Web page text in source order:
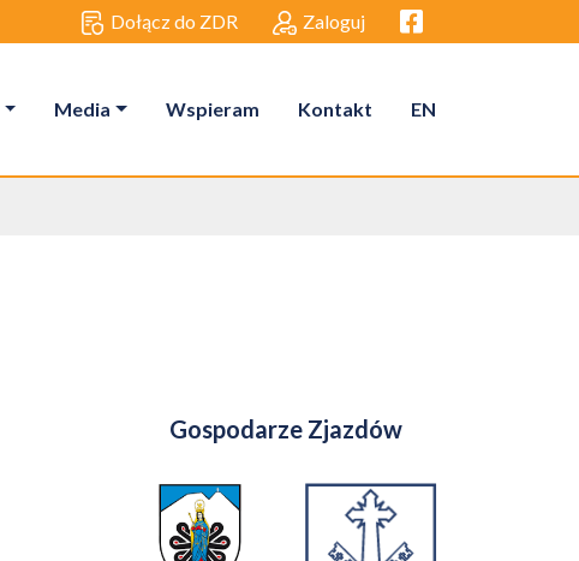
Dołącz do ZDR Zaloguj Facebook link
Media Wspieram Kontakt EN
Gospodarze Zjazdów